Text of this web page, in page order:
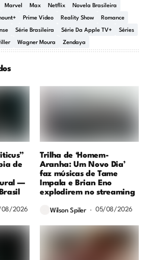
Marvel Max Netflix Novela Brasileira
Prime Video Reality Show Romance
Série Brasileira Série Da Apple TV+ Séries
Wagner Moura Zendaya
de
—
2026
Trilha de ‘Homem-
Aranha: Um Novo Dia’
faz músicas de Tame
Impala e Brian Eno
explodirem no streaming
Wilson Spiler 05/08/2026